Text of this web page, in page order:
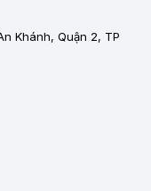
Khánh, Quận 2, TP